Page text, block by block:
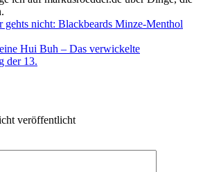
gehts nicht: Blackbeards Minze-Menthol
Hui Buh – Das verwickelte
der 13.
veröffentlicht